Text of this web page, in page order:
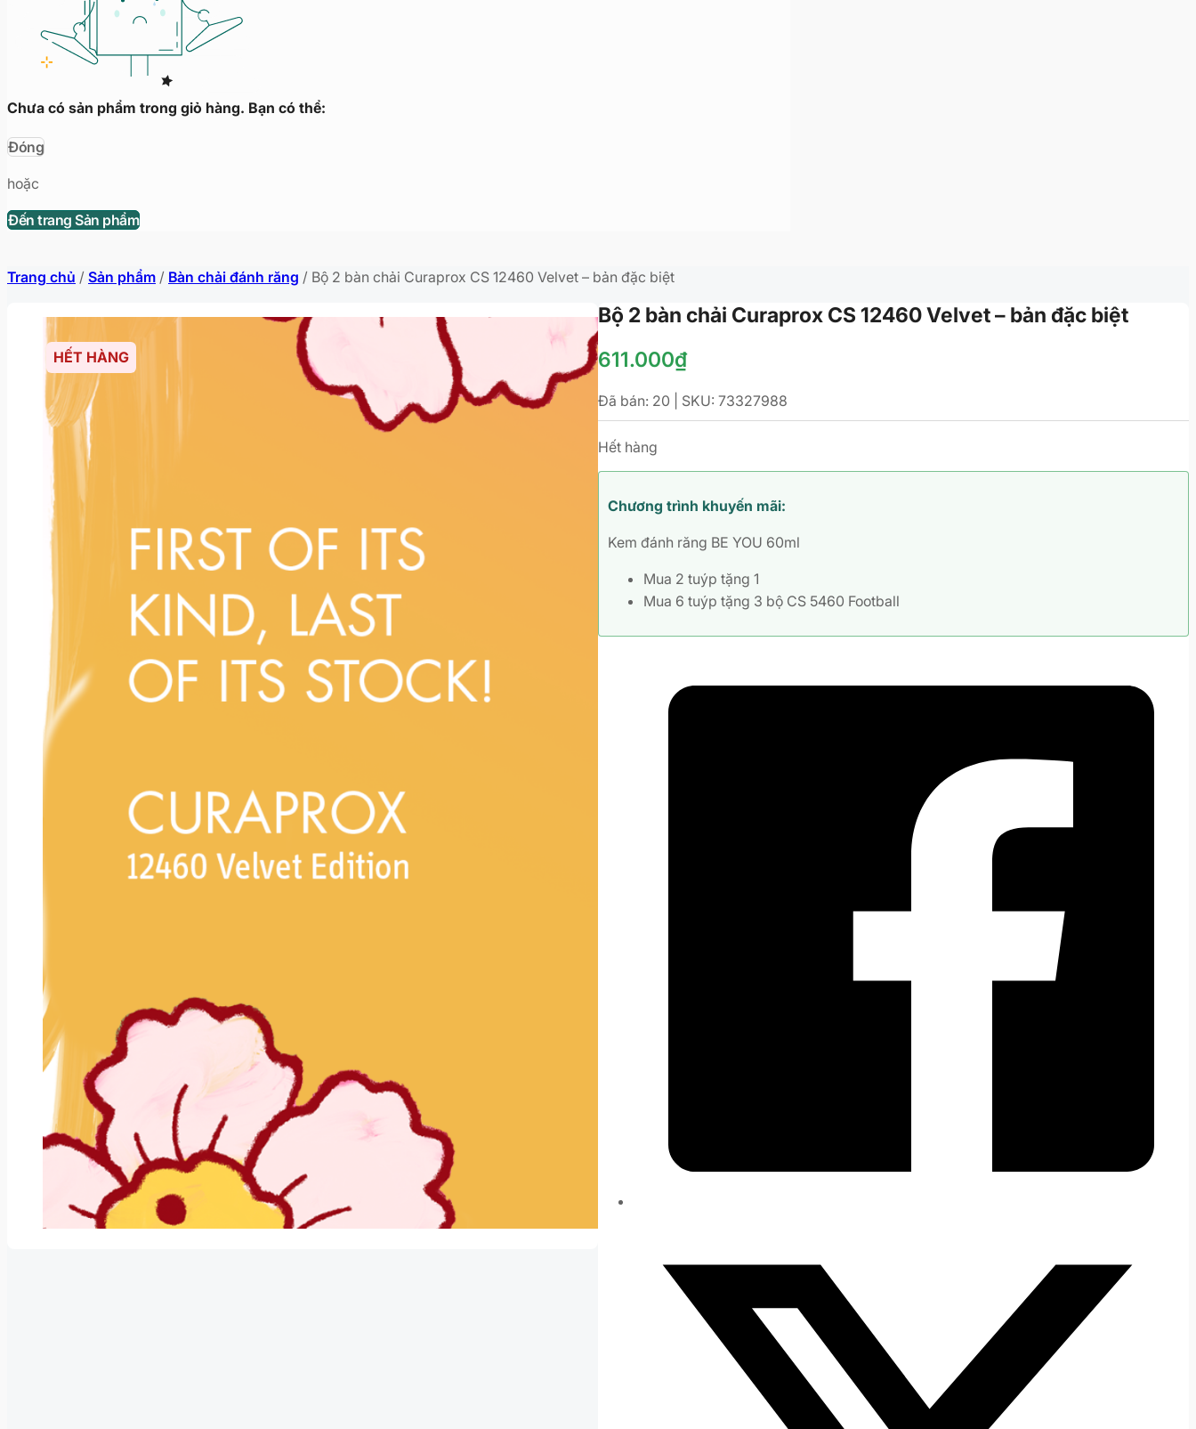
Chưa có sản phẩm trong giỏ hàng. Bạn có thể:
Đóng
hoặc
Đến trang Sản phẩm
Trang chủ / Sản phẩm / Bàn chải đánh răng / Bộ 2 bàn chải Curaprox CS 12460 Velvet – bản đặc biệt
HẾT HÀNG
Bộ 2 bàn chải Curaprox CS 12460 Velvet – bản đặc biệt
611.000₫
Đã bán: 20 | SKU: 73327988
Hết hàng
Chương trình khuyến mãi:
Kem đánh răng BE YOU 60ml
Mua 2 tuýp tặng 1
Mua 6 tuýp tặng 3 bộ CS 5460 Football